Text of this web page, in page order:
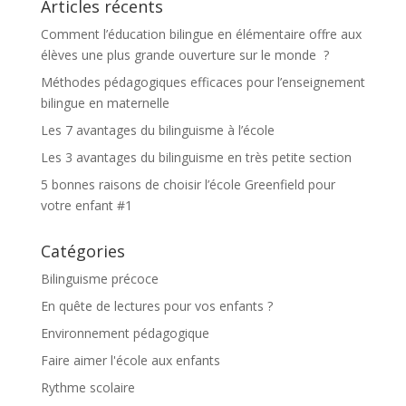
Articles récents
Comment l’éducation bilingue en élémentaire offre aux
élèves une plus grande ouverture sur le monde ?
Méthodes pédagogiques efficaces pour l’enseignement
bilingue en maternelle
Les 7 avantages du bilinguisme à l’école
Les 3 avantages du bilinguisme en très petite section
5 bonnes raisons de choisir l’école Greenfield pour
votre enfant #1
Catégories
Bilinguisme précoce
En quête de lectures pour vos enfants ?
Environnement pédagogique
Faire aimer l'école aux enfants
Rythme scolaire